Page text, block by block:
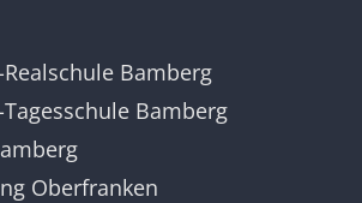
Bamberg
Bamberg
Oberfranken